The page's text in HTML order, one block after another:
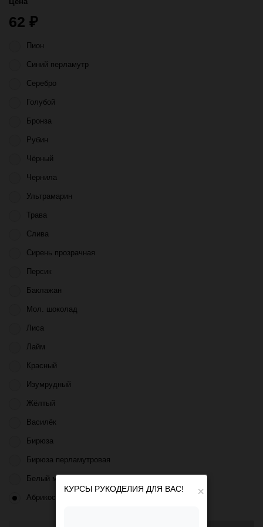
62 ₽
Пион
Синий перламутр
Серебро
Голубой
Бронза
Рубин
Чёрный
Чернила
Ультрамарин
Трава
Слива
Сирень прозрачная
Персик
Баклажан
Мол. шоколад
Лиса
Лайм
Красный
Изумрудный
Жёлтый
Василёк
Бирюза
Бирюза перламутровая
Белый матовый
Абрикос ×
КУРСЫ РУКОДЕЛИЯ ДЛЯ ВАС!